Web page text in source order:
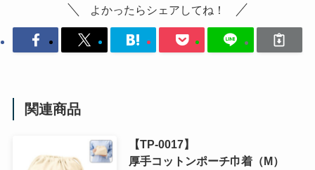
よかったらシェアしてね！
関連商品
【TP-0017】
厚手コットンポーチ巾着（M）